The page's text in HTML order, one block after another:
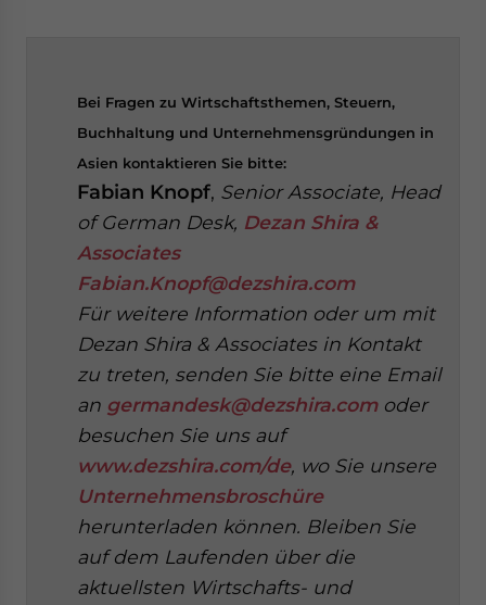
Bei Fragen zu Wirtschaftsthemen, Steuern,
Buchhaltung und Unternehmensgründungen in
Asien kontaktieren Sie bitte:
Fabian Knopf, Senior Associate, Head
of German Desk, Dezan Shira &
Associates
Fabian.Knopf@dezshira.com
Für weitere Information oder um mit
Dezan Shira & Associates in Kontakt
zu treten, senden Sie bitte eine Email
an germandesk@dezshira.comoder
besuchen Sie uns auf
www.dezshira.com/de, wo Sie unsere
Unternehmensbroschüre
herunterladen können. Bleiben Sie
auf dem Laufenden über die
aktuellsten Wirtschafts- und